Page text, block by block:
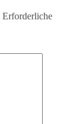
Erforderliche